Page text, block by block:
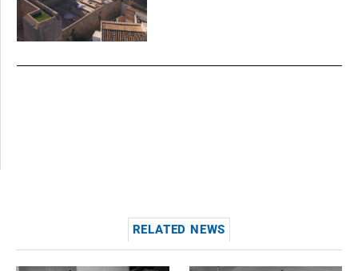
RELATED NEWS